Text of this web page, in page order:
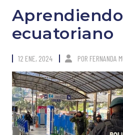
ecuatoriano
12 ENE, 2024 POR FERNANDA